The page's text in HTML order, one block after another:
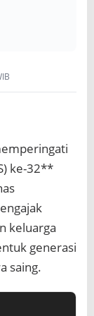
ke-32**
keluarga
generasi
saing.